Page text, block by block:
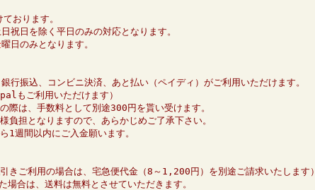
おります。
祝日を除く平日のみの対応となります。
曜日のみとなります。
行振込、コンビニ決済、あと払い（ペイディ）がご利用いただけます。
もご利用いただけます）
際は、手数料として別途300円を貰い受けます。
負担となりますので、あらかじめご了承下さい。
1週間以内にご入金願います。
きご利用の場合は、宅急便代金（8～1,200円）を別途ご請求いたします）
合は、送料は無料とさせていただきます。